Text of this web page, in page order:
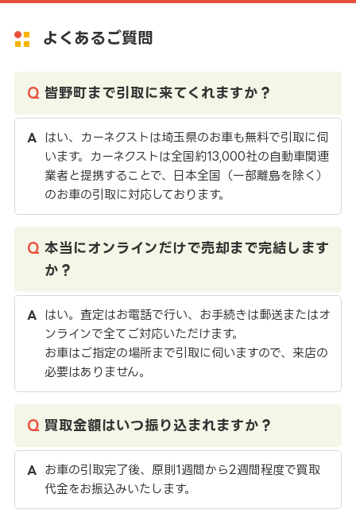
よくあるご質問
皆野町まで引取に来てくれますか？
はい、カーネクストは埼玉県のお車も無料で引取に伺
います。カーネクストは全国約13,000社の自動車関連
業者と提携することで、日本全国（一部離島を除く）
のお車の引取に対応しております。
本当にオンラインだけで売却まで完結します
か？
はい。査定はお電話で行い、お手続きは郵送またはオ
ンラインで全てご対応いただけます。
お車はご指定の場所まで引取に伺いますので、来店の
必要はありません。
買取金額はいつ振り込まれますか？
お車の引取完了後、原則1週間から2週間程度で買取
代金をお振込みいたします。